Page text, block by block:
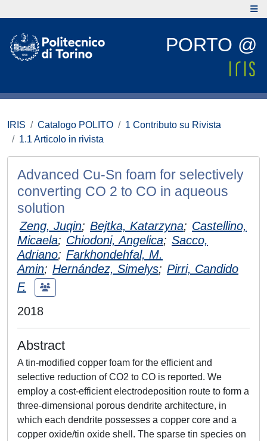
PORTO @
IRIS Catalogo POLITO
1 Contributo su Rivista
1.1 Articolo in rivista
Advanced Cu-Sn foam for selectively
converting CO 2 to CO in aqueous
solution
Zeng, Juqin; Bejtka, Katarzyna; Castellino,
Micaela; Chiodoni, Angelica; Sacco,
Adriano; Farkhondehfal, M.
Amin; Hernández, Simelys; Pirri, Candido
F.
2018
Abstract
A tin-modified copper foam for the efficient and
selective reduction of CO2 to CO is reported. We
employ a cost-efficient electrodeposition route to form a
three-dimensional porous dendrite architecture, in
which each dendrite possesses a copper core and a
copper oxide/tin oxide shell. The sparse tin species on